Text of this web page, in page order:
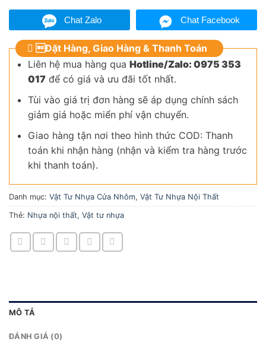
Chat Zalo Chat Facebook
Đặt Hàng, Giao Hàng & Thanh Toán
Liên hệ mua hàng qua Hotline/Zalo: 0975 353
017để có giá và ưu đãi tốt nhất.
Tùi vào giá trị đơn hàng sẽ áp dụng chính sách
giảm giá hoặc miển phí vận chuyển.
Giao hàng tận nơi theo hình thức COD: Thanh
toán khi nhận hàng (nhận và kiểm tra hàng trước
khi thanh toán).
Danh mục: Vật Tư Nhựa Cửa Nhôm, Vật Tư Nhựa Nội Thất
Thẻ: Nhựa nội thất, Vật tư nhựa
MÔ TẢ
ĐÁNH GIÁ (0)